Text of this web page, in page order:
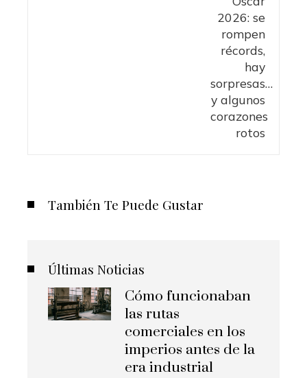
También Te Puede Gustar
Últimas Noticias
Cómo funcionaban
las rutas
comerciales en los
imperios antes de la
era industrial